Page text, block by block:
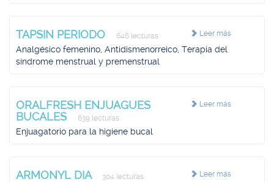
Leer más
TAPSIN PERIODO 646 lecturas
Analgésico femenino, Antidismenorreico, Terapia del
síndrome menstrual y premenstrual
Leer más
ORALFRESH ENJUAGUES
BUCALES
639 lecturas
Enjuagatorio para la higiene bucal
Leer más
ARMONYL DIA 304 lecturas